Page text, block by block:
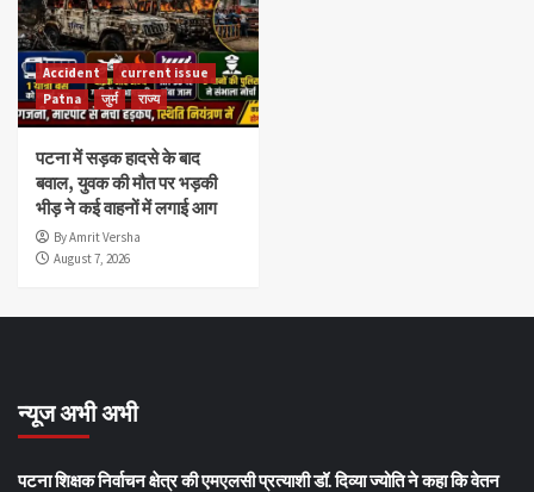
Accident
current issue
Patna
जुर्म राज्य
पटना में सड़क हादसे के बाद
बवाल, युवक की मौत पर भड़की
भीड़ ने कई वाहनों में लगाई आग
By Amrit Versha
August 7, 2026
न्यूज अभी अभी
पटना शिक्षक निर्वाचन क्षेत्र की एमएलसी प्रत्याशी डॉ. दिव्या ज्योति ने कहा कि वेतन